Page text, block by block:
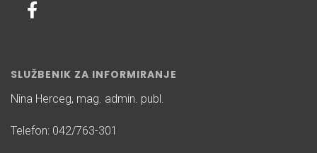
SLUŽBENIK ZA INFORMIRANJE
Nina Herceg, mag. admin. publ.
Telefon: 042/763-301